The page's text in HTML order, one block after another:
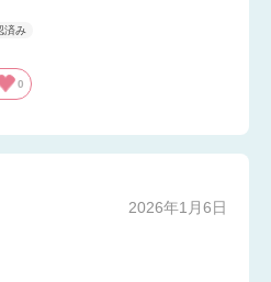
0
2026年1月6日